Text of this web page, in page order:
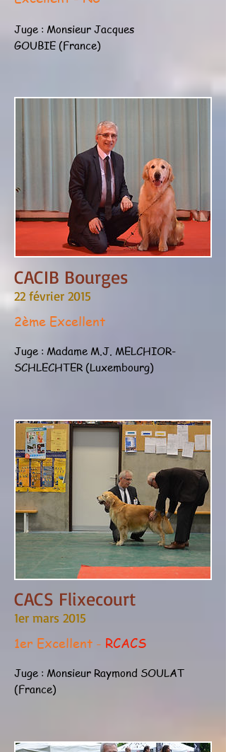
Juge : Monsieur Jacques
GOUBIE (France)
CACIB Bourges
22 février 2015
2ème Excellent
Juge : Madame M.J. MELCHIOR-
SCHLECHTER (Luxembourg)
CACS Flixecourt
1er mars 2015
1er Excellent - RCACS
Juge : Monsieur Raymond SOULAT
(France)